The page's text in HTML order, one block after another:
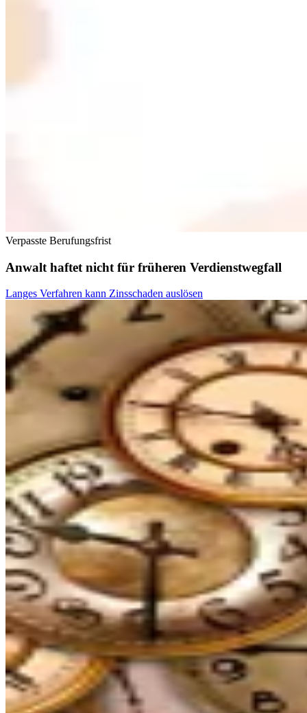
Verpasste Berufungsfrist
Anwalt haftet nicht für früheren Verdienstwegfall
Langes Verfahren kann Zinsschaden auslösen